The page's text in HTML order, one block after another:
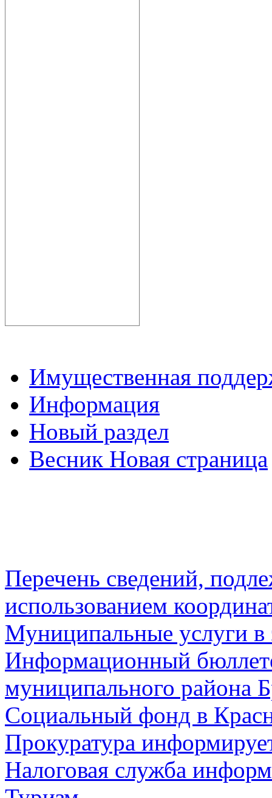
Имущественная
Информация
Новый раздел
Весник Новая страница
Перечень сведений,
использованием
Муниципальные услуги в
Информационный
муниципального района
Социальный фонд в
Прокуратура
Налоговая служба